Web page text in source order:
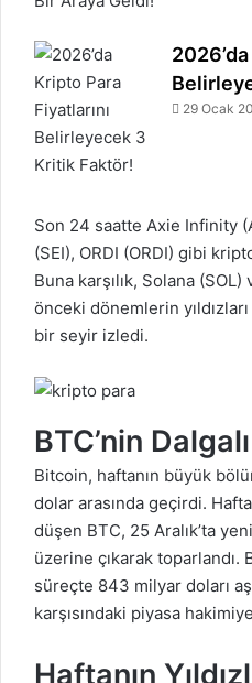
29 Ocak
Son 24 saatte Axie Infinity
(SEI), ORDI (ORDI) gibi
Buna karşılık, Solana
önceki dönemlerin
bir seyir izledi.
BTC’nin
Bitcoin, haftanın büyük
dolar arasında geçirdi.
düşen BTC, 25 Aralık’ta
üzerine çıkarak toparlandı.
süreçte 843 milyar doları
karşısındaki piyasa
Haftanın